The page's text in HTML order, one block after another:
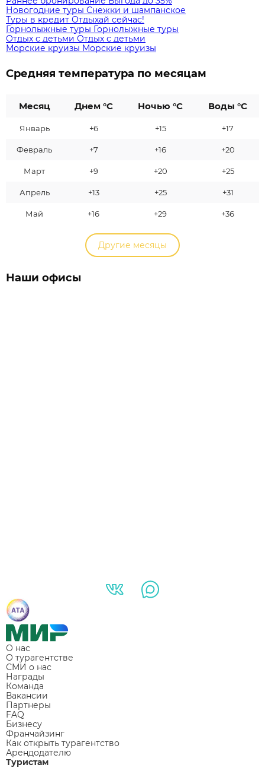
Новогодние туры Снежки и шампанское
Туры в кредит Отдыхай сейчас!
Горнолыжные туры Горнолыжные туры
Отдых с детьми Отдых с детьми
Морские круизы Морские круизы
Средняя температура по месяцам
Месяц Днем °C Ночью °C Воды °C
Январь +6 +15 +17
Февраль +7 +16 +20
Март +9 +20 +25
Апрель +13 +25 +31
Май +16 +29 +36
Другие месяцы
Наши офисы
О нас
О турагентстве
СМИ о нас
Награды
Команда
Вакансии
Партнеры
FAQ
Бизнесу
Франчайзинг
Как открыть турагентство
Арендодателю
Туристам